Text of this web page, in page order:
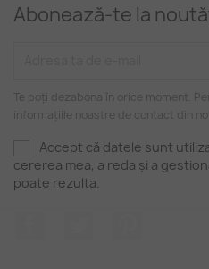
Abonează-te la
Te poți dezabona în orice moment.
informațiile noastre de contact din
Accept că datele sunt
cererea mea, a reda și a
poate rezulta.